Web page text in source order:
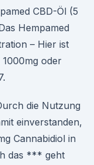
CBD-Öl (5
Hempamed
– Hier ist
oder
die Nutzung
einverstanden,
Cannabidiol in
das *** geht